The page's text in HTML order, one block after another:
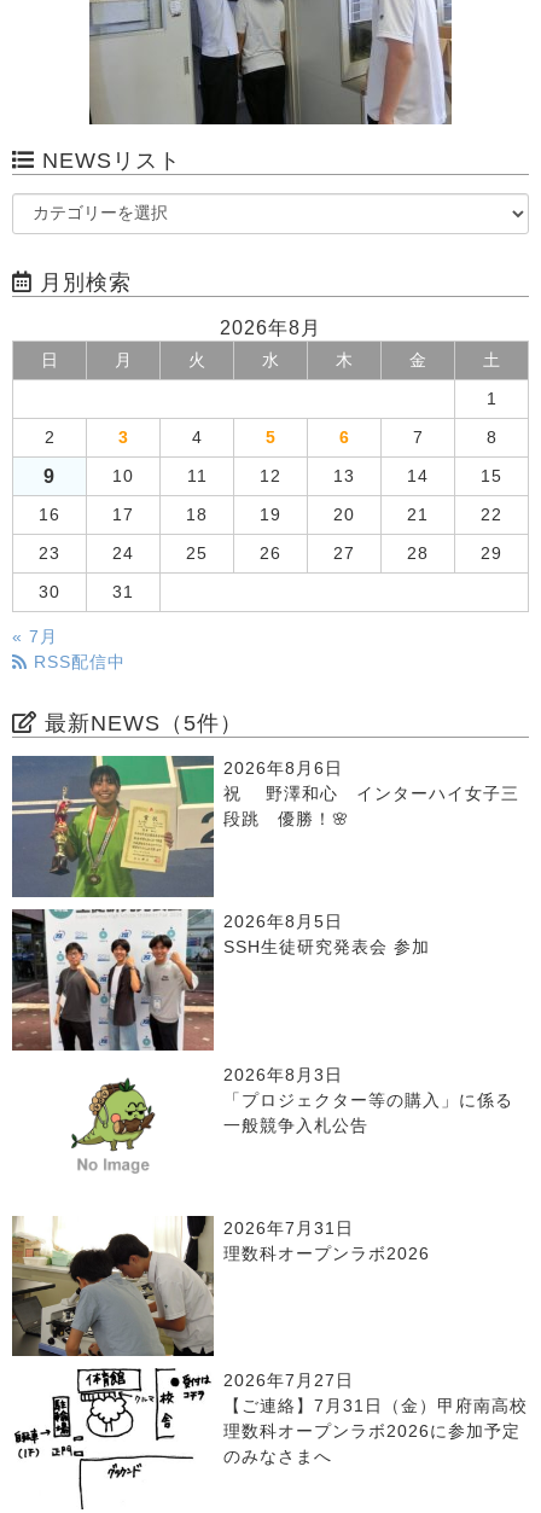
NEWSリスト
月別検索
2026年8月
日 月 火 水 木 金 土
1
2 3 4 5 6 7 8
9 10 11 12 13 14 15
16 17 18 19 20 21 22
23 24 25 26 27 28 29
30 31
« 7月
RSS配信中
最新NEWS（5件）
2026年8月6日
祝 野澤和心 インターハイ女子三
段跳 優勝！🌸
2026年8月5日
SSH生徒研究発表会 参加
2026年8月3日
「プロジェクター等の購入」に係る
一般競争入札公告
2026年7月31日
理数科オープンラボ2026
2026年7月27日
【ご連絡】7月31日（金）甲府南高校
理数科オープンラボ2026に参加予定
のみなさまへ